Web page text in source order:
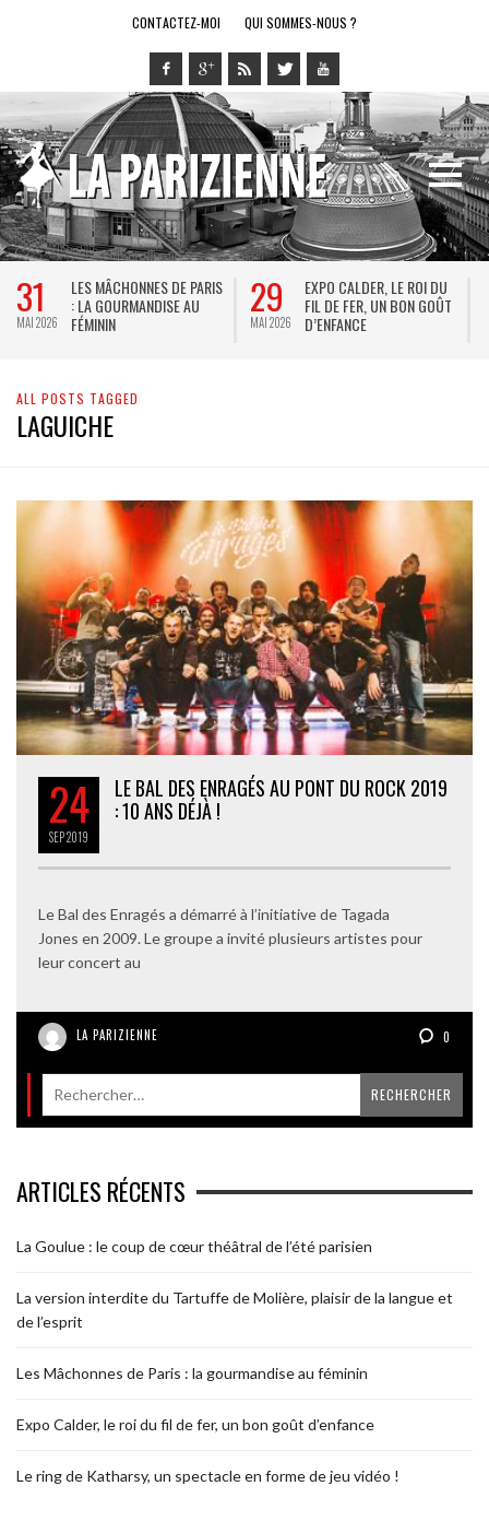
CONTACTEZ-MOI QUI SOMMES-NOUS ?
31
MAI 2026
LES MÂCHONNES DE PARIS
: LA GOURMANDISE AU
FÉMININ
29
MAI 2026
EXPO CALDER, LE ROI DU
FIL DE FER, UN BON GOÛT
D’ENFANCE
ALL POSTS TAGGED
LAGUICHE
24
SEP2019
LE BAL DES ENRAGÉS AU PONT DU ROCK 2019
: 10 ANS DÉJÀ !
Le Bal des Enragés a démarré à l’initiative de Tagada
Jones en 2009. Le groupe a invité plusieurs artistes pour
leur concert au
LA PARIZIENNE 0
ARTICLES RÉCENTS
La Goulue : le coup de cœur théâtral de l’été parisien
La version interdite du Tartuffe de Molière, plaisir de la langue et
de l’esprit
Les Mâchonnes de Paris : la gourmandise au féminin
Expo Calder, le roi du fil de fer, un bon goût d’enfance
Le ring de Katharsy, un spectacle en forme de jeu vidéo !